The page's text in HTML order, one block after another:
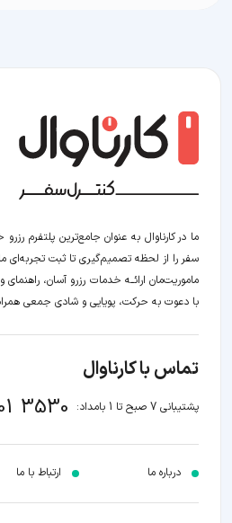
ما در کارناوال به عنوان جامع‌ترین پلتفرم
سفر را از لحظه‌ تصمیم‌گیری تا ثبت تجربه‌ای
ماموریت‌مان اراﺋــﻪ خدمات رزرو آسان،
با دعوت به حرکت، پویایی و شادی جمعی
تماس با کارناوال
پشتیبانی 7 صبح تا 1 بامداد: 3530
درباره ما ارتباط با ما